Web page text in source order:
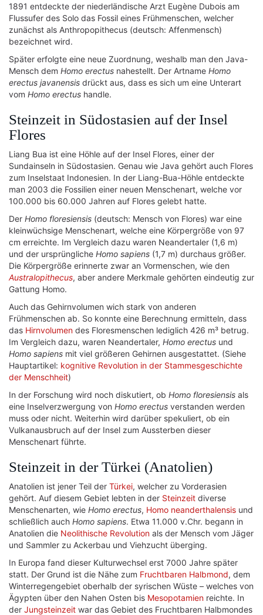
1891 entdeckte der niederländische Arzt Eugène Dubois am
Flussufer des Solo das Fossil eines Frühmenschen, welcher
zunächst als Anthropopithecus (deutsch: Affenmensch)
bezeichnet wird.
Später erfolgte eine neue Zuordnung, weshalb man den Java-
Mensch dem Homo erectus nahestellt. Der Artname Homo
erectus javanensis drückt aus, dass es sich um eine Unterart
vom Homo erectus handle.
Steinzeit in Südostasien auf der Insel
Flores
Liang Bua ist eine Höhle auf der Insel Flores, einer der
Sundainseln in Südostasien. Genau wie Java gehört auch Flores
zum Inselstaat Indonesien. In der Liang-Bua-Höhle entdeckte
man 2003 die Fossilien einer neuen Menschenart, welche vor
100.000 bis 60.000 Jahren auf Flores gelebt hatte.
Der Homo floresiensis (deutsch: Mensch von Flores) war eine
kleinwüchsige Menschenart, welche eine Körpergröße von 97
cm erreichte. Im Vergleich dazu waren Neandertaler (1,6 m)
und der ursprüngliche Homo sapiens (1,7 m) durchaus größer.
Die Körpergröße erinnerte zwar an Vormenschen, wie den
Australopithecus, aber andere Merkmale gehörten eindeutig zur
Gattung Homo.
Auch das Gehirnvolumen wich stark von anderen
Frühmenschen ab. So konnte eine Berechnung ermitteln, dass
das Hirnvolumen des Floresmenschen lediglich 426 m³ betrug.
Im Vergleich dazu, waren Neandertaler, Homo erectus und
Homo sapiens mit viel größeren Gehirnen ausgestattet. (Siehe
Hauptartikel: kognitive Revolution in der Stammesgeschichte
der Menschheit)
In der Forschung wird noch diskutiert, ob Homo floresiensis als
eine Inselverzwergung von Homo erectus verstanden werden
muss oder nicht. Weiterhin wird darüber spekuliert, ob ein
Vulkanausbruch auf der Insel zum Aussterben dieser
Menschenart führte.
Steinzeit in der Türkei (Anatolien)
Anatolien ist jener Teil der Türkei, welcher zu Vorderasien
gehört. Auf diesem Gebiet lebten in der Steinzeit diverse
Menschenarten, wie Homo erectus, Homo neanderthalensis und
schließlich auch Homo sapiens. Etwa 11.000 v.Chr. begann in
Anatolien die Neolithische Revolution als der Mensch vom Jäger
und Sammler zu Ackerbau und Viehzucht überging.
In Europa fand dieser Kulturwechsel erst 7000 Jahre später
statt. Der Grund ist die Nähe zum Fruchtbaren Halbmond, dem
Winterregengebiet oberhalb der syrischen Wüste – welches von
Ägypten über den Nahen Osten bis Mesopotamien reichte. In
der Jungsteinzeit war das Gebiet des Fruchtbaren Halbmondes